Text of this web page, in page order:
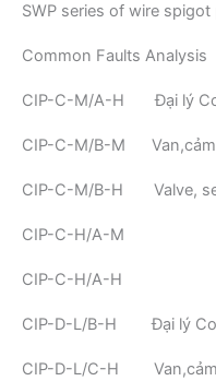
SWP series of wire
Common Faults Analysis
CIP-C-M/A-H Đại lý
CIP-C-M/B-M Van,cảm
CIP-C-M/B-H Valve,
CIP-C-H/A-M
CIP-C-H/A-H
CIP-D-L/B-H Đại lý
CIP-D-L/C-H Van,cảm